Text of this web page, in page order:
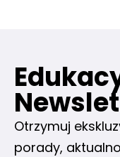
Otrzymuj
porady,